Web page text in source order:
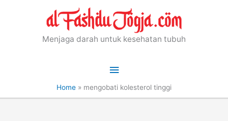
Menjaga darah untuk kesehatan tubuh
Main
Menu
Home » mengobati kolesterol tinggi